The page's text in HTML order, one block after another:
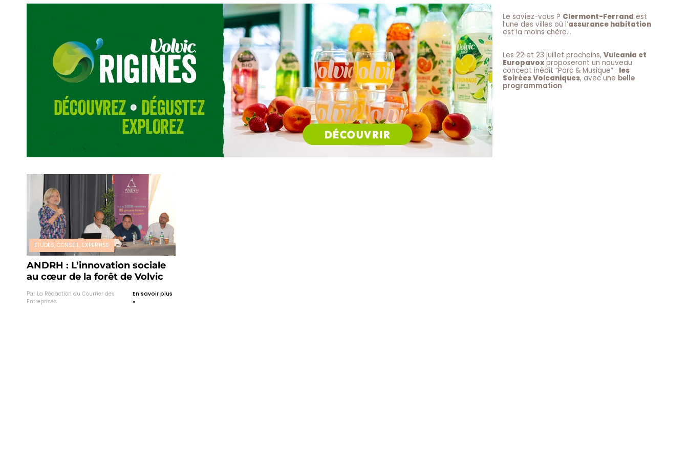
ETUDES, CONSEIL, EXPERTISE
ANDRH : L’innovation sociale
au cœur de la forêt de Volvic
Par La Rédaction du Courrier des
Entreprises
En savoir plus
»
Le saviez-vous ? Clermont-Ferrand est
l’une des villes où l’assurance habitation
est la moins chère…
Les 22 et 23 juillet prochains, Vulcania et
Europavox proposeront un nouveau
concept inédit “Parc & Musique” : les
Soirées Volcaniques, avec une belle
programmation